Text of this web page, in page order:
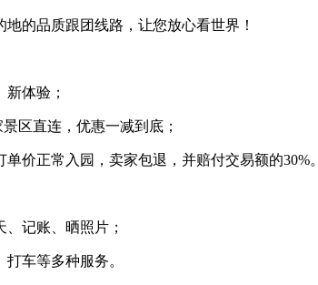
的品质跟团线路，让您放心看世界！
体验；
区直连，优惠一减到底；
正常入园，卖家包退，并赔付交易额的30%。
记账、晒照片；
车等多种服务。